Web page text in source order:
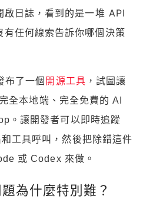
啟日誌，看到的是一堆 API
任何線索告訴你哪個決策
布了一個 開源工具 ，試圖讓
全本地端、完全免費的 AI
。讓開發者可以即時追蹤
工具呼叫，然後把除錯這件
或 Codex 來做。
為什麼特別難？